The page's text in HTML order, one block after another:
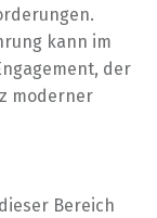
kann im
der
moderner
Bereich